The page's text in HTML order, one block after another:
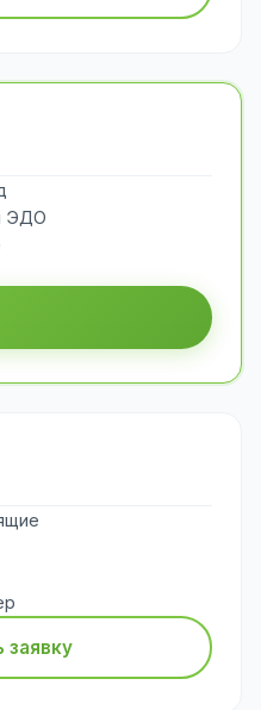
ЭДО
заявку